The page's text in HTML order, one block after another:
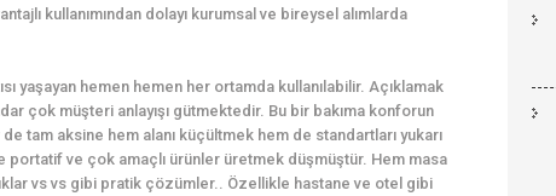
kullanımından dolayı kurumsal ve bireysel alımlarda
yaşayan hemen hemen her ortamda kullanılabilir. Açıklamak
çok müşteri anlayışı gütmektedir. Bu bir bakıma konforun
tam aksine hem alanı küçültmek hem de standartları yukarı
portatif ve çok amaçlı ürünler üretmek düşmüştür. Hem masa
vs vs gibi pratik çözümler.. Özellikle hastane ve otel gibi